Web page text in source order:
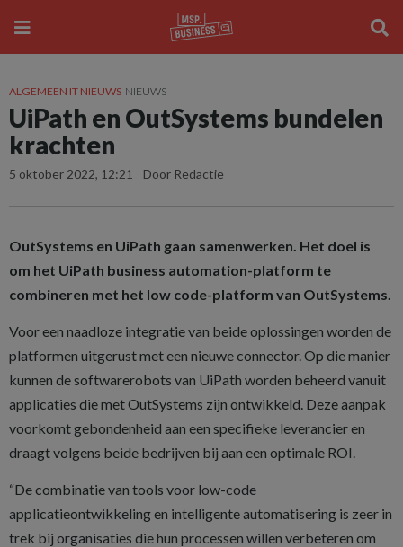
ALGEMEEN IT NIEUWS NIEUWS
UiPath en OutSystems bundelen
krachten
5 oktober 2022, 12:21 Door Redactie
OutSystems en UiPath gaan samenwerken. Het doel is
om het UiPath business automation-platform te
combineren met het low code-platform van OutSystems.
Voor een naadloze integratie van beide oplossingen worden de
platformen uitgerust met een nieuwe connector. Op die manier
kunnen de softwarerobots van UiPath worden beheerd vanuit
applicaties die met OutSystems zijn ontwikkeld. Deze aanpak
voorkomt gebondenheid aan een specifieke leverancier en
draagt volgens beide bedrijven bij aan een optimale ROI.
“De combinatie van tools voor low-code
applicatieontwikkeling en intelligente automatisering is zeer in
trek bij organisaties die hun processen willen verbeteren om